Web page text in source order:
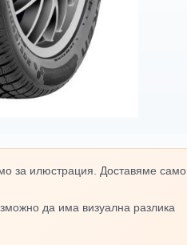
за илюстрация. Доставяме само
да има визуална разлика